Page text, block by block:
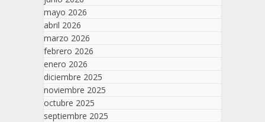
mayo 2026
abril 2026
marzo 2026
febrero 2026
enero 2026
diciembre 2025
noviembre 2025
octubre 2025
septiembre 2025